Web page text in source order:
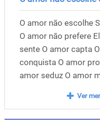
O amor não escolhe
O amor não prefere
sente O amor capta
conquista O amor
amor seduz O amor
Ver